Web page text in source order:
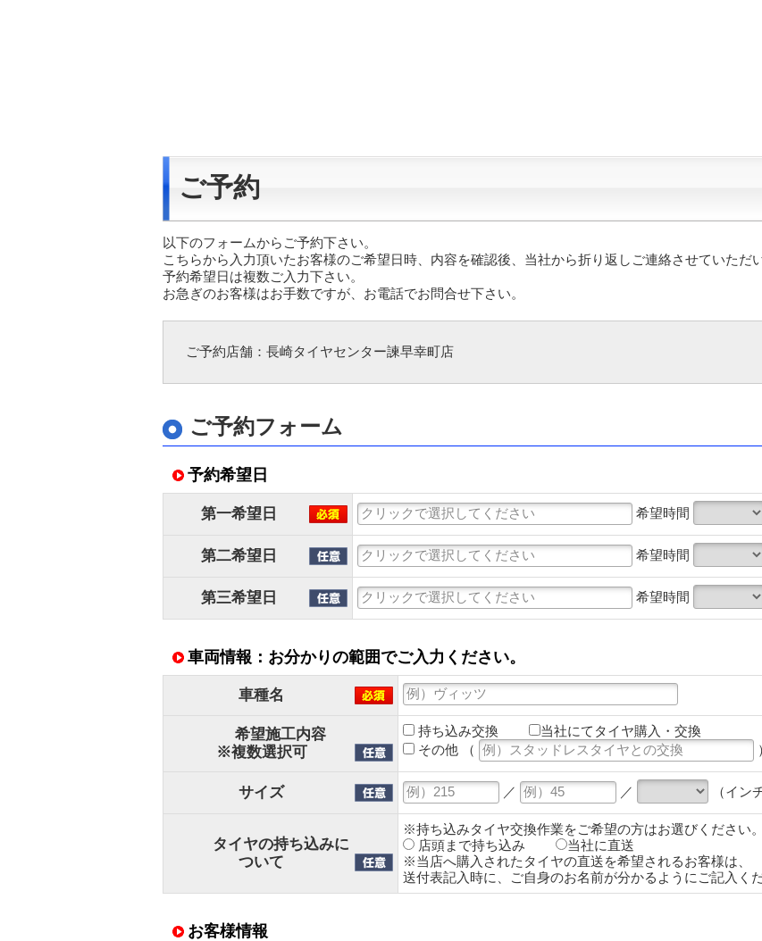
ご予約
以下のフォームからご予約下さい。
こちらから入力頂いたお客様のご希望日時、内容を確認後、当社から折り返しご連絡させていただ
予約希望日は複数ご入力下さい。
お急ぎのお客様はお手数ですが、お電話でお問合せ下さい。
ご予約店舗：長崎タイヤセンター諫早幸町店
ご予約フォーム
予約希望日
第一希望日 希望時間
第二希望日 希望時間
第三希望日 希望時間
車両情報：お分かりの範囲でご入力ください。
車種名
希望施工内容
※複数選択可
持ち込み交換
当社にてタイヤ購入・交換
その他
（
サイズ ／ ／ （イン
タイヤの持ち込みに
ついて
※持ち込みタイヤ交換作業をご希望の方はお選びください。
店頭まで持ち込み
当社に直送
※当店へ購入されたタイヤの直送を希望されるお客様は、
送付表記入時に、ご自身のお名前が分かるようにご記入く
お客様情報